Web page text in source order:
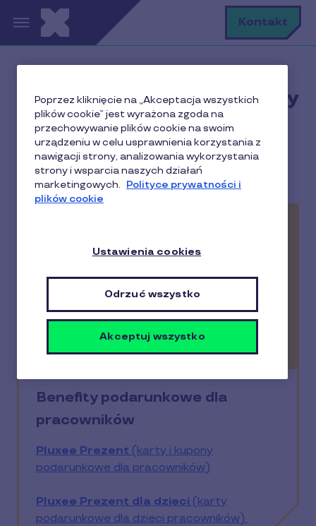
Przejdź do treści Kontakt
Poznaj wszystkie produkty
Pluxee
Benefity podarunkowe dla
pracowników
Pluxee Prezent (karty i kupony
podarunkowe dla pracowników)
Pluxee Prezent dla dzieci (karty
podarunkowe dla dzieci pracowników)
Poprzez kliknięcie na „Akceptacja wszystkich
plików cookie” jest wyrażona zgoda na
przechowywanie plików cookie na swoim
urządzeniu w celu usprawnienia korzystania z
nawigacji strony, analizowania wykorzystania
strony i wsparcia naszych działań
marketingowych. Polityce prywatności i
plików cookie
Ustawienia cookies
Odrzuć wszystko
Akceptuj wszystko